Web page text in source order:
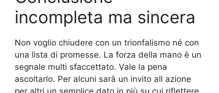
incompleta ma sincera
Non voglio chiudere con un trionfalismo né con
una lista di promesse. La forza della mano è un
segnale multi sfaccettato. Vale la pena
ascoltarlo. Per alcuni sarà un invito all azione